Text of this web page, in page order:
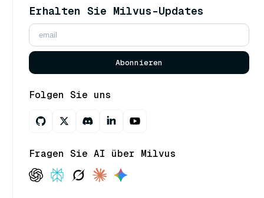
Erhalten Sie Milvus-Updates
Abonnieren
Folgen Sie uns
Fragen Sie AI über Milvus